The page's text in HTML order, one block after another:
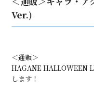
Ver.)
＜通販＞
HAGANE HALLOWEEN
します！